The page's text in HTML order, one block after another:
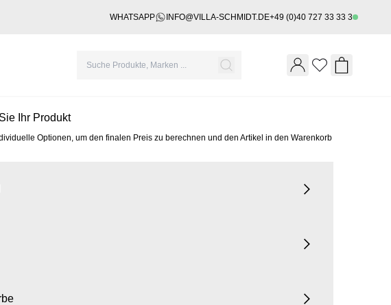
WHATSAPP INFO@VILLA-SCHMIDT.DE+49 (0)40 727 33 33 3
Wishlist
Ihr Produkt
Optionen, um den finalen Preis zu berechnen und den Artikel in den Warenkorb